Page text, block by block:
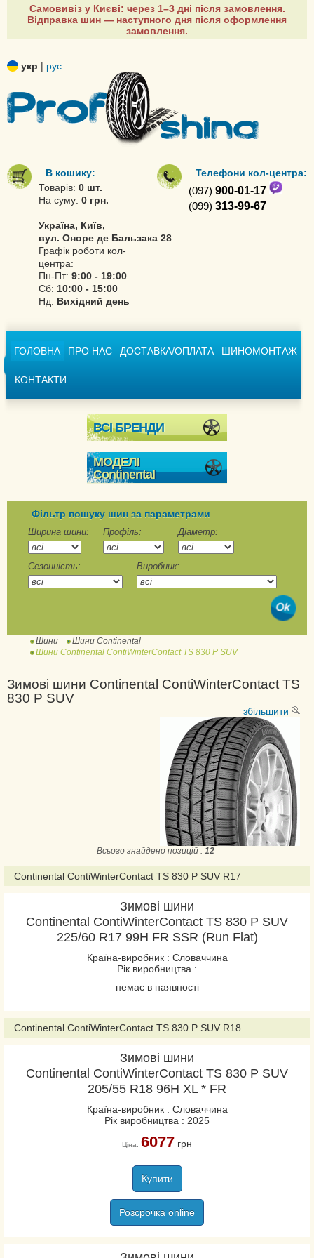
Самовивіз у Києві: через 1–3 дні після замовлення.
Відправка шин — наступного дня після оформлення
замовлення.
укр | рус
В кошику:
Товарів: 0 шт.
На суму: 0 грн.
Україна, Київ,
вул. Оноре де Бальзака 28
Графік роботи кол-
центра:
Пн-Пт: 9:00 - 19:00
Сб: 10:00 - 15:00
Нд: Вихідний день
Телефони кол-центра:
(097) 900-01-17
(099) 313-99-67
ГОЛОВНА ПРО НАС ДОСТАВКА/ОПЛАТА ШИНОМОНТАЖ
КОНТАКТИ
ВСІ БРЕНДИ
МОДЕЛІ
Continental
ContiCrossContact
Winter
ContiVikingContact 6
ContiVikingContact 6
SUV
ContiWinterContact TS
ContiWinterContact TS
ContiWinterContact TS
ContiWinterContact
TS 830 P SUV
ContiWinterContact TS
ContiWinterContact TS
850 P SUV
ExtremeWinterContact
IceContact 2
IceContact 2 SUV
IceContact 3
NorthContact NC6
VanContact Viking
VikingContact 7
VikingContact 8
WinterContact TS 860
WinterContact TS 860S
WinterContact TS 870
WinterContact TS 870P
Conti4x4Contact
ContiCrossContact LX2
ContiCrossContact LX20
ContiCrossContact UHP
ContiEcoContact 3
Фільтр пошуку шин за параметрами
Ширина шини: Профіль: Діаметр:
Сезонність: Виробник:
Шини
Шини Continental
Шини Continental ContiWinterContact TS 830 P SUV
Зимові шини Continental ContiWinterContact TS
830 P SUV
збільшити
Всього знайдено позицій : 12
Continental ContiWinterContact TS 830 P SUV R17
Зимові шини
Continental ContiWinterContact TS 830 P SUV
225/60 R17 99H FR SSR (Run Flat)
Країна-виробник : Словаччина
Рік виробництва :
немає в наявності
Continental ContiWinterContact TS 830 P SUV R18
Зимові шини
Continental ContiWinterContact TS 830 P SUV
205/55 R18 96H XL * FR
Країна-виробник : Словаччина
Рік виробництва : 2025
Ціна: 6077грн
Купити
Розсрочка online